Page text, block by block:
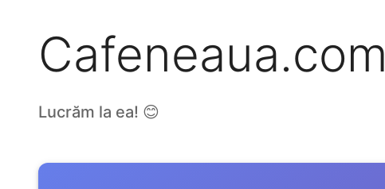
Cafeneaua.com
Lucrăm la ea! 😊